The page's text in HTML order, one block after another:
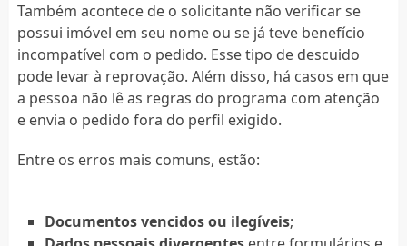
Também acontece de o solicitante não verificar se
possui imóvel em seu nome ou se já teve benefício
incompatível com o pedido. Esse tipo de descuido
pode levar à reprovação. Além disso, há casos em que
a pessoa não lê as regras do programa com atenção
e envia o pedido fora do perfil exigido.
Entre os erros mais comuns, estão:
Documentos vencidos ou ilegíveis;